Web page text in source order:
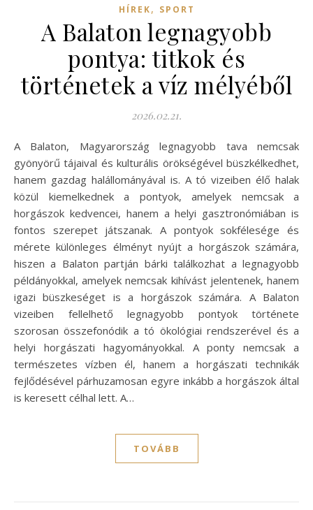
HÍREK, SPORT
A Balaton legnagyobb
pontya: titkok és
történetek a víz mélyéből
2026.02.21.
A Balaton, Magyarország legnagyobb tava nemcsak
gyönyörű tájaival és kulturális örökségével büszkélkedhet,
hanem gazdag halállományával is. A tó vizeiben élő halak
közül kiemelkednek a pontyok, amelyek nemcsak a
horgászok kedvencei, hanem a helyi gasztronómiában is
fontos szerepet játszanak. A pontyok sokfélesége és
mérete különleges élményt nyújt a horgászok számára,
hiszen a Balaton partján bárki találkozhat a legnagyobb
példányokkal, amelyek nemcsak kihívást jelentenek, hanem
igazi büszkeséget is a horgászok számára. A Balaton
vizeiben fellelhető legnagyobb pontyok története
szorosan összefonódik a tó ökológiai rendszerével és a
helyi horgászati hagyományokkal. A ponty nemcsak a
természetes vízben él, hanem a horgászati technikák
fejlődésével párhuzamosan egyre inkább a horgászok által
is keresett célhal lett. A…
TOVÁBB